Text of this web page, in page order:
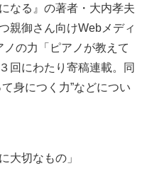
なる』の著者・大内孝夫
親御さん向けWebメディ
の力「ピアノが教えて
回にわたり寄稿連載。同
身につく力”などについ
大切なもの」